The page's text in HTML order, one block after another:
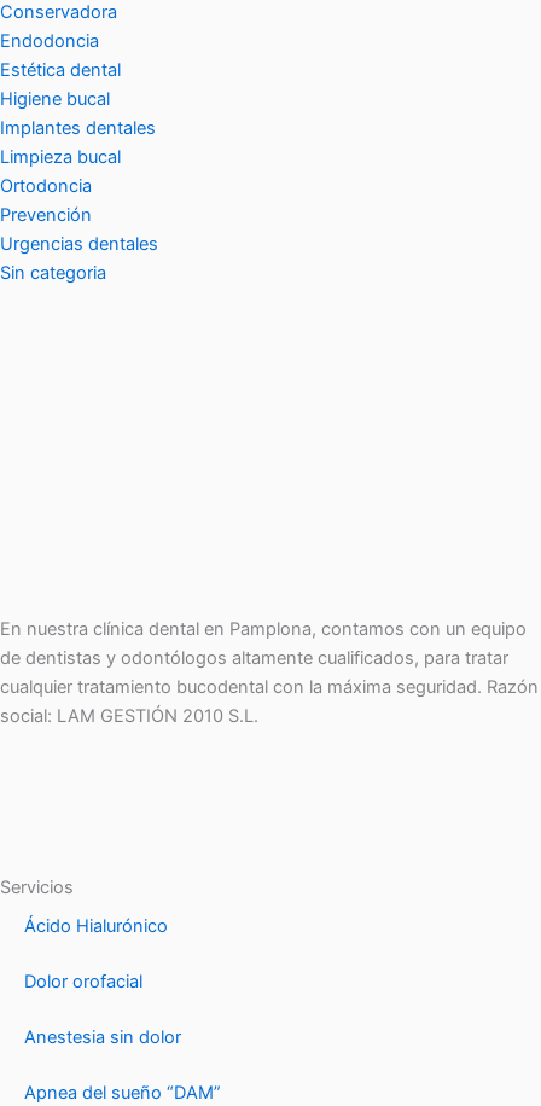
Conservadora
Endodoncia
Estética dental
Higiene bucal
Implantes dentales
Limpieza bucal
Ortodoncia
Prevención
Urgencias dentales
Sin categoria
En nuestra clínica dental en Pamplona, contamos con un equipo
de dentistas y odontólogos altamente cualificados, para tratar
cualquier tratamiento bucodental con la máxima seguridad. Razón
social: LAM GESTIÓN 2010 S.L.
Servicios
Ácido Hialurónico
Dolor orofacial
Anestesia sin dolor
Apnea del sueño “DAM”